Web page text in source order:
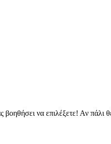
να επιλέξετε! Αν πάλι